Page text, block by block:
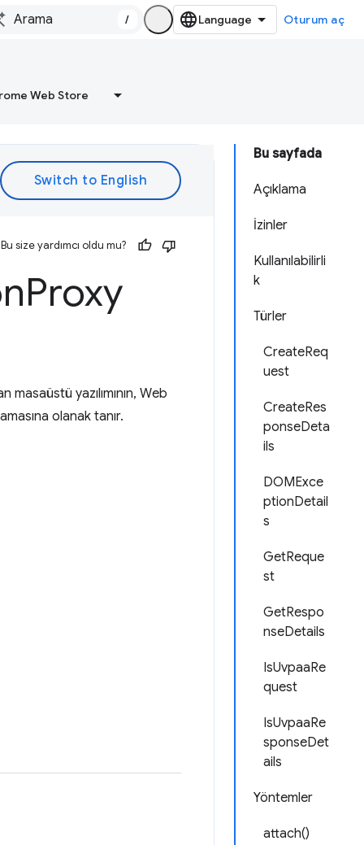
/ Oturum aç
Web Store
Bu sayfada
Açıklama
İzinler
Kullanılabilirli
k
Türler
CreateReq
uest
CreateRes
ponseDeta
ils
DOMExce
ptionDetail
s
GetReque
st
GetRespo
nseDetails
IsUvpaaRe
quest
IsUvpaaRe
sponseDet
ails
Yöntemler
attach()
Bu size yardımcı oldu mu?
Proxy
yazılımının, Web
olanak tanır.